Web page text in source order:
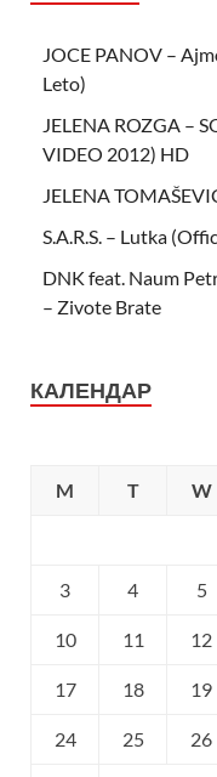
JOCE PANOV –
Leto)
JELENA ROZGA –
VIDEO 2012) HD
JELENA
S.A.R.S. – Lutka
DNK feat. Naum
– Zivote Brate
КАЛЕНДАР
M
T W
3 4 5
10 11 12
17 18 19
24 25 26